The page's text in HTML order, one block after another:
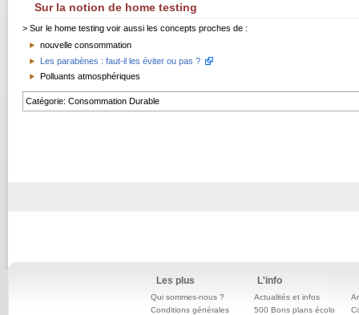
Sur la notion de home testing
> Sur le home testing voir aussi les concepts proches de :
nouvelle consommation
Les parabènes : faut-il les éviter ou pas ?
Polluants atmosphériques
Catégorie:Consommation Durable
Les plus
Qui sommes-nous ?
Conditions générales
L'info
Actualités et infos
500 Bons plans écolo